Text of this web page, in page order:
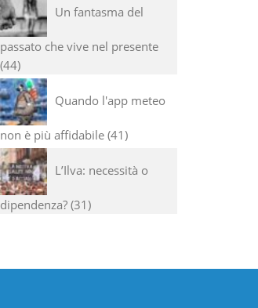
Un fantasma del
passato che vive nel presente
44
Quando l'app meteo
non è più affidabile 41
L’Ilva: necessità o
dipendenza? 31